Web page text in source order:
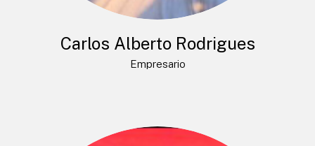
Carlos Alberto Rodrigues
Empresario